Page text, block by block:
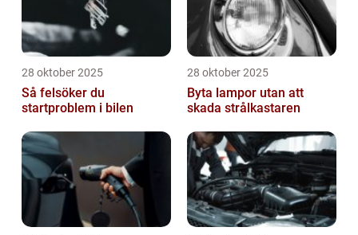
28 oktober 2025
Så felsöker du
startproblem i bilen
28 oktober 2025
Byta lampor utan att
skada strålkastaren